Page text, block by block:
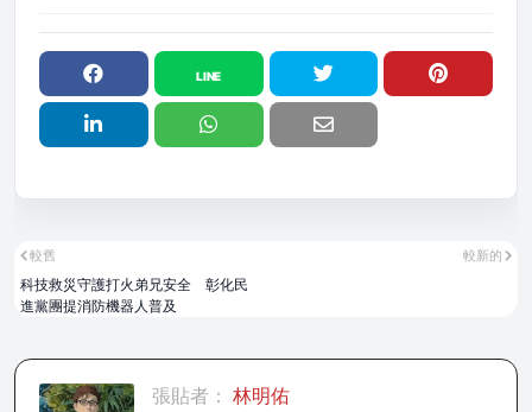
較新的
較舊
科技救災守護打火弟兄安全 彰化民
進黨團提消防機器人普及
張貼者： 林明佑